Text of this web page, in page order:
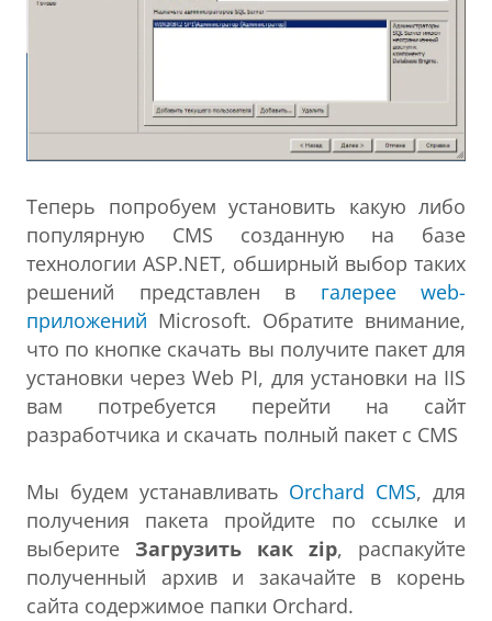
Теперь попробуем установить какую либо
популярную CMS созданную на базе
технологии ASP.NET, обширный выбор таких
решений представлен в галерее web-
приложений Microsoft. Обратите внимание,
что по кнопке скачать вы получите пакет для
установки через Web PI, для установки на IIS
вам потребуется перейти на сайт
разработчика и скачать полный пакет с CMS
Мы будем устанавливать Orchard CMS, для
получения пакета пройдите по ссылке и
выберите Загрузить как zip, распакуйте
полученный архив и закачайте в корень
сайта содержимое папки Orchard.